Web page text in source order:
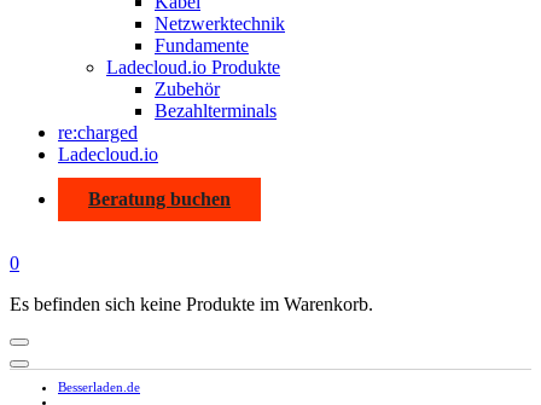
Netzwerktechnik
Fundamente
Ladecloud.io Produkte
Zubehör
Bezahlterminals
re:charged
Ladecloud.io
Beratung buchen
0
Es befinden sich keine Produkte im Warenkorb.
Besserladen.de